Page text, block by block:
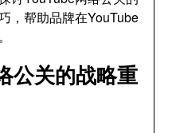
，帮助品牌在YouTube
公关的战略重